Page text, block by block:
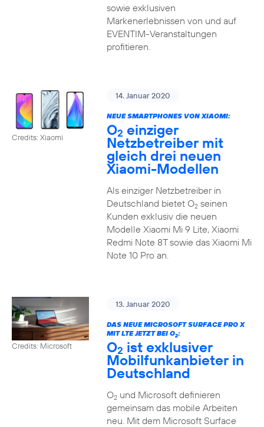
sowie exklusiven
Markenerlebnissen von und auf
EVENTIM-Veranstaltungen
profitieren.
Credits: Xiaomi
14. Januar 2020
NEUE SMARTPHONES VON XIAOMI:
O2 einziger
Netzbetreiber mit
gleich drei neuen
Xiaomi-Modellen
Als einziger Netzbetreiber in
Deutschland bietet O2seinen
Kunden exklusiv die neuen
Modelle Xiaomi Mi 9 Lite, Xiaomi
Redmi Note 8T sowie das Xiaomi Mi
Note 10 Pro an.
Credits: Microsoft
13. Januar 2020
DAS NEUE MICROSOFT SURFACE PRO X
MIT LTE JETZT BEI O2:
O2 ist exklusiver
Mobilfunkanbieter in
Deutschland
O2und Microsoft definieren
gemeinsam das mobile Arbeiten
neu. Mit dem Microsoft Surface